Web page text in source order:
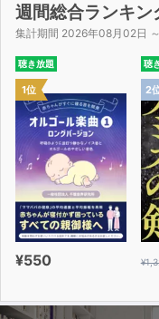
週間総合ランキン
集計期間 2026年08月02日
聴き放題
1位
¥550
聴
2